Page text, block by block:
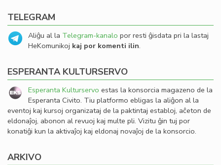
TELEGRAM
Aliĝu al la Telegram-kanalo por resti ĝisdata pri la lastaj
HeKomunikoj kaj por komenti ilin.
ESPERANTA KULTURSERVO
Esperanta Kulturservo estas la konsorcia magazeno de la
Esperanta Civito. Tiu platformo ebligas la aliĝon al la
eventoj kaj kursoj organizataj de la paktintaj establoj, aĉeton de
eldonaĵoj, abonon al revuoj kaj multe pli. Vizitu ĝin tuj por
konatiĝi kun la aktivaĵoj kaj eldonaj novaĵoj de la konsorcio.
ARKIVO